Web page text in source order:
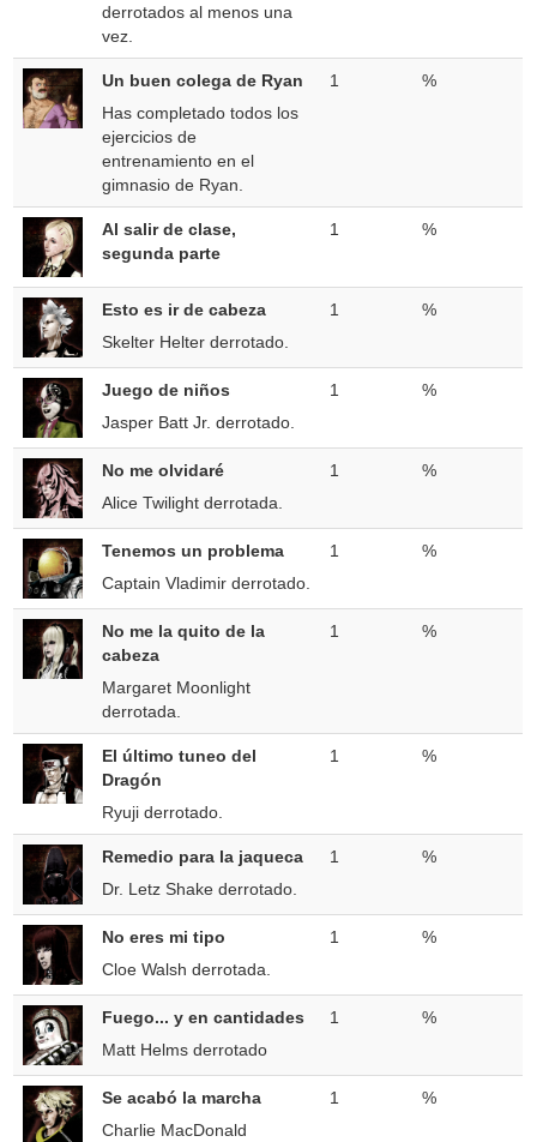
derrotados al menos una
vez.
Un buen colega de Ryan
Has completado todos los
ejercicios de
entrenamiento en el
gimnasio de Ryan.
1 %
Al salir de clase,
segunda parte
1 %
Esto es ir de cabeza
Skelter Helter derrotado.
1 %
Juego de niños
Jasper Batt Jr. derrotado.
1 %
No me olvidaré
Alice Twilight derrotada.
1 %
Tenemos un problema
Captain Vladimir derrotado.
1 %
No me la quito de la
cabeza
Margaret Moonlight
derrotada.
1 %
El último tuneo del
Dragón
Ryuji derrotado.
1 %
Remedio para la jaqueca
Dr. Letz Shake derrotado.
1 %
No eres mi tipo
Cloe Walsh derrotada.
1 %
Fuego... y en cantidades
Matt Helms derrotado
1 %
Se acabó la marcha
Charlie MacDonald
1 %